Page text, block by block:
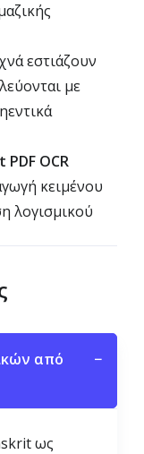
εστιάζουν
με
OCR
κειμένου
λογισμικού
από
−
ως